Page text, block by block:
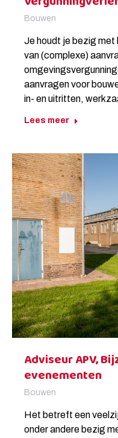
Bouwen
Je houdt je bezig met
van (complexe)
aanvragen voor
in- en uitritten,
Lees meer
Adviseur APV,
evenementen
Bouwen
Het betreft een
onder andere bezig